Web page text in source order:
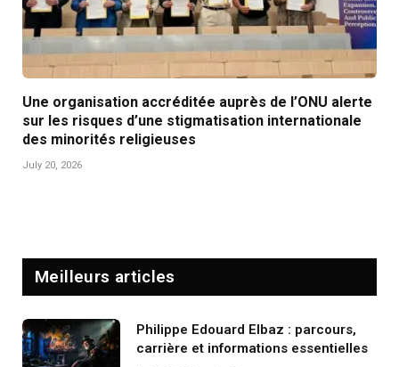
Une organisation accréditée auprès de l’ONU alerte
sur les risques d’une stigmatisation internationale
des minorités religieuses
July 20, 2026
Meilleurs articles
Philippe Edouard Elbaz : parcours,
carrière et informations essentielles